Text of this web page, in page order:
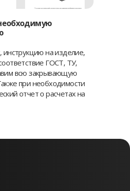
инструкцию на изделие,
ГОСТ, ТУ,
всю закрывающую
при необходимости
отчет о расчетах на